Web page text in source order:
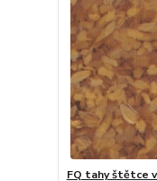
FQ tahy štětce